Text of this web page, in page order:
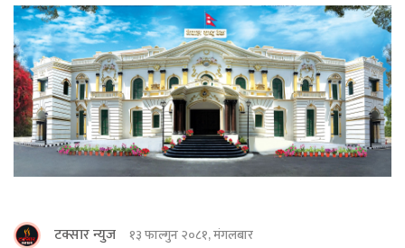
टक्सार न्युज १३ फाल्गुन २०८१, मंगलबार